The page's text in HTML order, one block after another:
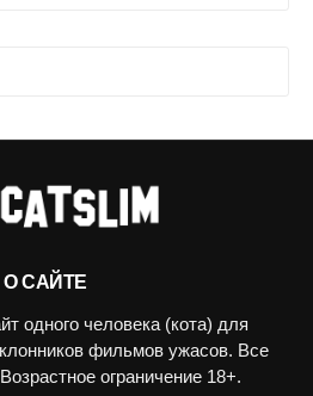
О САЙТЕ
одного человека (кота) для
фильмов ужасов. Все
ограничение 18+.